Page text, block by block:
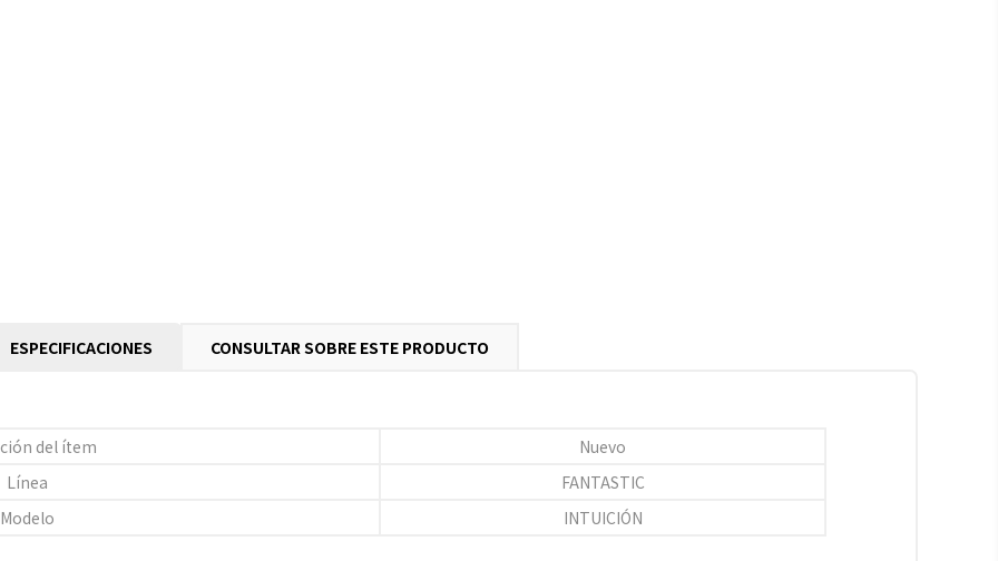
ESPECIFICACIONES CONSULTAR SOBRE ESTE PRODUCTO
del ítem
Nuevo
Línea
FANTASTIC
Modelo
INTUICIÓN